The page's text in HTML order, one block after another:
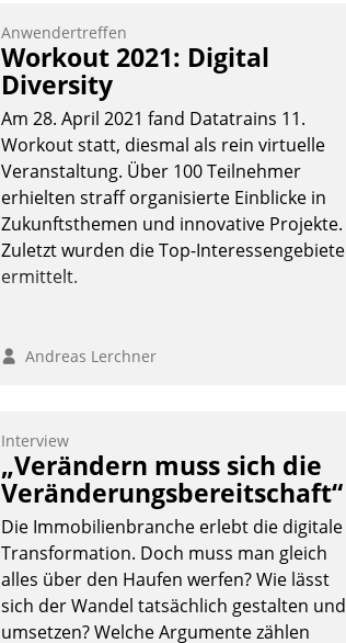
Anwendertreffen
Workout 2021: Digital
Diversity
Am 28. April 2021 fand Datatrains 11.
Workout statt, diesmal als rein virtuelle
Veranstaltung. Über 100 Teilnehmer
erhielten straff organisierte Einblicke in
Zukunftsthemen und innovative Projekte.
Zuletzt wurden die Top-Interessengebiete
ermittelt.
Andreas Lerchner
Interview
„Verändern muss sich die
Veränderungsbereitschaft“
Die Immobilienbranche erlebt die digitale
Transformation. Doch muss man gleich
alles über den Haufen werfen? Wie lässt
sich der Wandel tatsächlich gestalten und
umsetzen? Welche Argumente zählen